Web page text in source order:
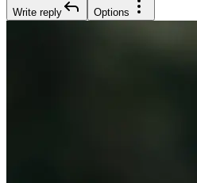
Write reply Options